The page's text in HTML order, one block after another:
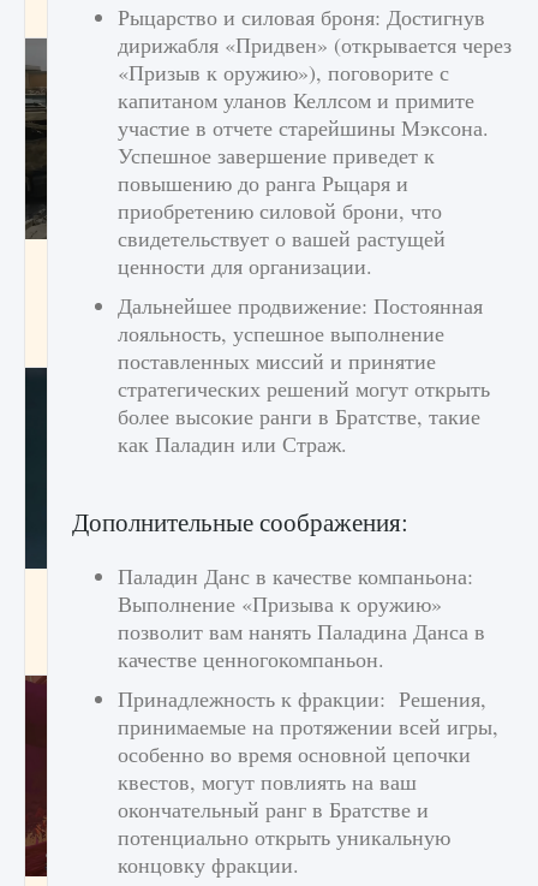
9 августа 2024 2 064 0 1
Как исправить текстовую ошибку
пользовательского интерфейса Delta
Force Hawk Ops
9 августа 2024 1 945 0 0
Как проверить статус сервера Delta Force
Hawk Ops
Рыцарство и силовая броня: Достигнув
дирижабля «Придвен» (открывается через
«Призыв к оружию»), поговорите с
капитаном уланов Келлсом и примите
участие в отчете старейшины Мэксона.
Успешное завершение приведет к
повышению до ранга Рыцаря и
приобретению силовой брони, что
свидетельствует о вашей растущей
ценности для организации.
Дальнейшее продвижение: Постоянная
лояльность, успешное выполнение
поставленных миссий и принятие
стратегических решений могут открыть
более высокие ранги в Братстве, такие
как Паладин или Страж.
Дополнительные соображения:
Паладин Данс в качестве компаньона:
Выполнение «Призыва к оружию»
позволит вам нанять Паладина Данса в
качестве ценногокомпаньон.
Принадлежность к фракции: Решения,
принимаемые на протяжении всей игры,
особенно во время основной цепочки
квестов, могут повлиять на ваш
окончательный ранг в Братстве и
потенциально открыть уникальную
концовку фракции.